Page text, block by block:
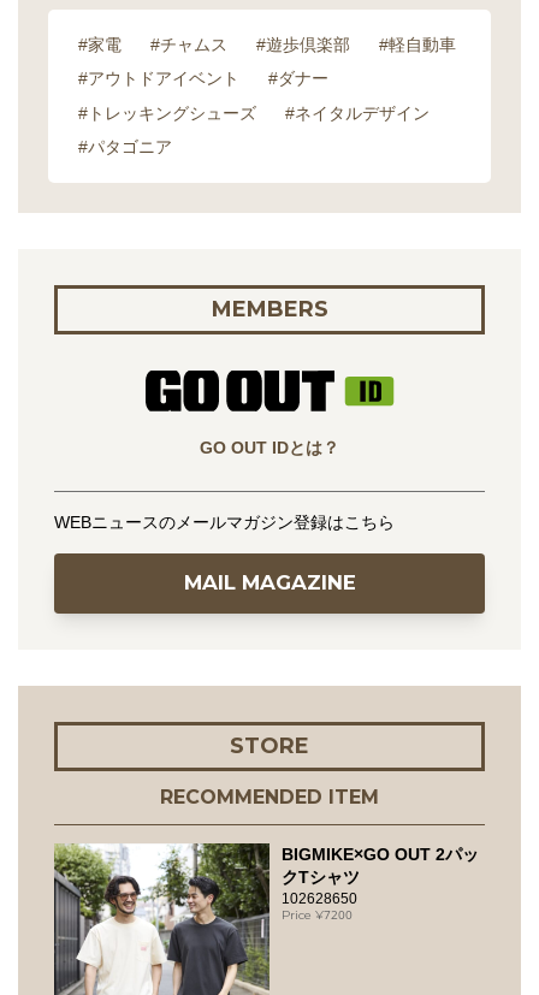
#家電 #チャムス #遊歩倶楽部
#軽自動車
#アウトドアイベント
#ダナー
#トレッキングシューズ
#ネイタルデザイン
#パタゴニア
MEMBERS
GO OUT IDとは？
WEBニュースのメールマガジン登録はこちら
MAIL MAGAZINE
STORE
RECOMMENDED ITEM
BIGMIKE×GO OUT 2パッ
クTシャツ
102628650
7200